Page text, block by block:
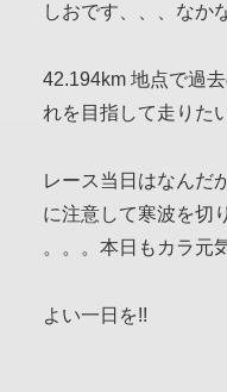
しおです、、、なか
42.194km 地点で過
れを目指して走りた
レース当日はなんだ
に注意して寒波を切
。。。本日もカラ元
よい一日を!!